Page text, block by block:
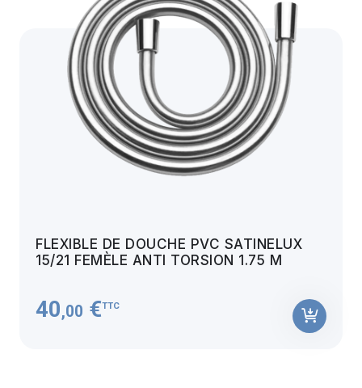
FLEXIBLE DE DOUCHE PVC SATINELUX
15/21 FEMÈLE ANTI TORSION 1.75 M
40,00 €TTC